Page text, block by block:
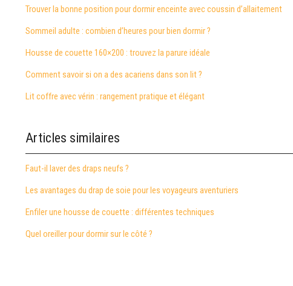
Trouver la bonne position pour dormir enceinte avec coussin d’allaitement
Sommeil adulte : combien d’heures pour bien dormir ?
Housse de couette 160×200 : trouvez la parure idéale
Comment savoir si on a des acariens dans son lit ?
Lit coffre avec vérin : rangement pratique et élégant
Articles similaires
Faut-il laver des draps neufs ?
Les avantages du drap de soie pour les voyageurs aventuriers
Enfiler une housse de couette : différentes techniques
Quel oreiller pour dormir sur le côté ?